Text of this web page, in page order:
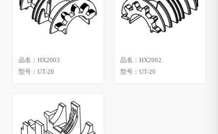
品名：HX2003
型号：UT-20
品名：HX2002
型号：UT-20